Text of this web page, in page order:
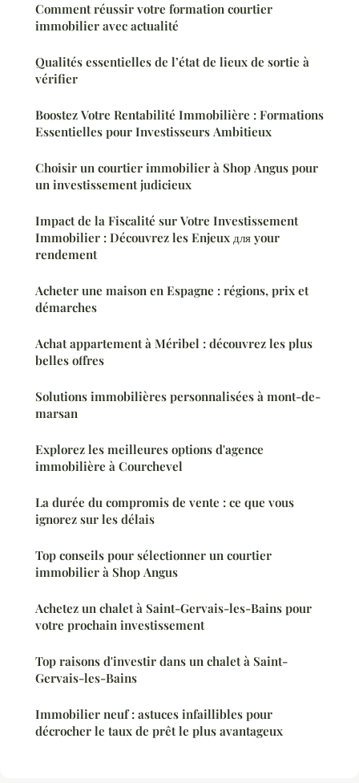
Comment réussir votre formation courtier
immobilier avec actualité
Qualités essentielles de l’état de lieux de sortie à
vérifier
Boostez Votre Rentabilité Immobilière : Formations
Essentielles pour Investisseurs Ambitieux
Choisir un courtier immobilier à Shop Angus pour
un investissement judicieux
Impact de la Fiscalité sur Votre Investissement
Immobilier : Découvrez les Enjeux для your
rendement
Acheter une maison en Espagne : régions, prix et
démarches
Achat appartement à Méribel : découvrez les plus
belles offres
Solutions immobilières personnalisées à mont-de-
marsan
Explorez les meilleures options d'agence
immobilière à Courchevel
La durée du compromis de vente : ce que vous
ignorez sur les délais
Top conseils pour sélectionner un courtier
immobilier à Shop Angus
Achetez un chalet à Saint-Gervais-les-Bains pour
votre prochain investissement
Top raisons d'investir dans un chalet à Saint-
Gervais-les-Bains
Immobilier neuf : astuces infaillibles pour
décrocher le taux de prêt le plus avantageux